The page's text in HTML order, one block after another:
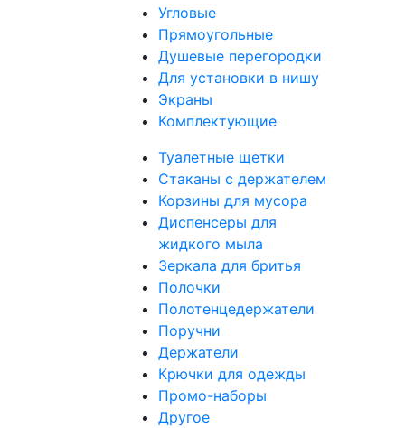
Угловые
Прямоугольные
Душевые перегородки
Для установки в нишу
Экраны
Комплектующие
Туалетные щетки
Стаканы с держателем
Корзины для мусора
Диспенсеры для
жидкого мыла
Зеркала для бритья
Полочки
Полотенцедержатели
Поручни
Держатели
Крючки для одежды
Промо-наборы
Другое